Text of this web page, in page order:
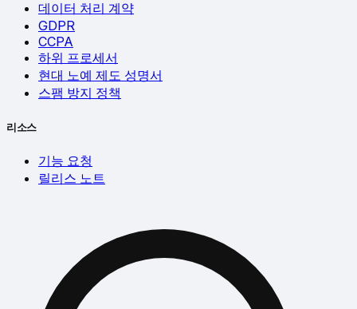
데이터 처리 계약
GDPR
CCPA
하위 프로세서
현대 노예 제도 성명서
스팸 방지 정책
리소스
기능 요청
릴리스 노트